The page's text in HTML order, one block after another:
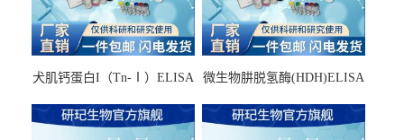
犬肌钙蛋白I（Tn-Ⅰ）ELISA
微生物肼脱氢酶(HDH)ELISA